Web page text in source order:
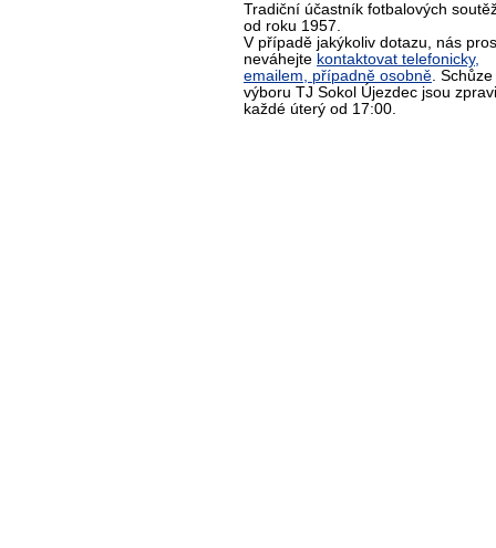
Tradiční účastník fotbalových
od roku 1957.
V případě jakýkoliv dotazu, nás
neváhejte kontaktovat telefonicky,
emailem, případně osobně. Schůze
výboru TJ Sokol Újezdec jsou
každé úterý od 17:00.